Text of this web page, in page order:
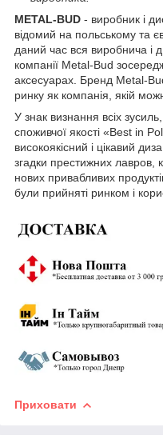
METAL-BUD - виробник і
відомий на польському та
даний час вся виробнича і
компанії Metal-Bud
аксесуарах. Бренд Metal-
ринку як компанія, якій
У знак визнання всіх
споживчої якості «Best in
високоякісний і цікавий
згадки престижних лавров,
нових привабливих
були прийняті ринком і
Приховати